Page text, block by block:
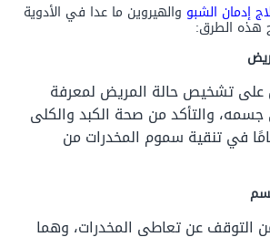
إدمان الشبو والهيروين ما عدا في الأدوية
هذه الطرق:
على تشخيص حالة المريض لمعرفة
والتأكد من صحة الكبد والكلى
في تنقية سموم المخدرات من
عن تعاطي المخدرات، وهما